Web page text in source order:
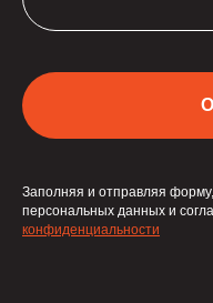
Заполняя и отправляя
персональных данных и
конфиденциальности